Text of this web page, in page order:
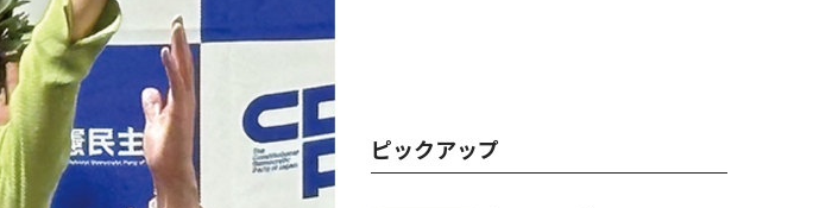
ピックアップ